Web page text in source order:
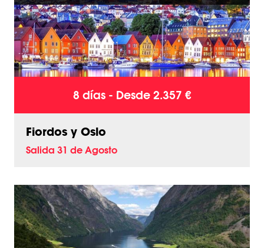
8 días - Desde 2.357 €
Fiordos y Oslo
Salida 31 de Agosto